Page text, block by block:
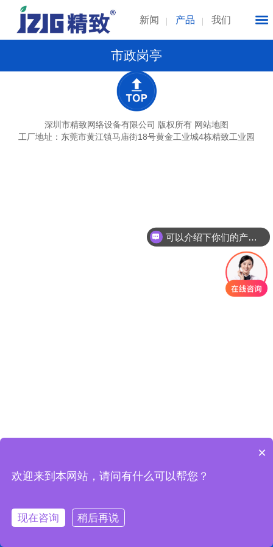
新闻 产品 我们
市政岗亭
深圳市精致网络设备有限公司 版权所有 网站地图
工厂地址：东莞市黄江镇马庙街18号黄金工业城4栋精致工业园
可以介绍下你们的产品么
×
欢迎来到本网站，请问有什么可以帮您？
现在咨询 稍后再说